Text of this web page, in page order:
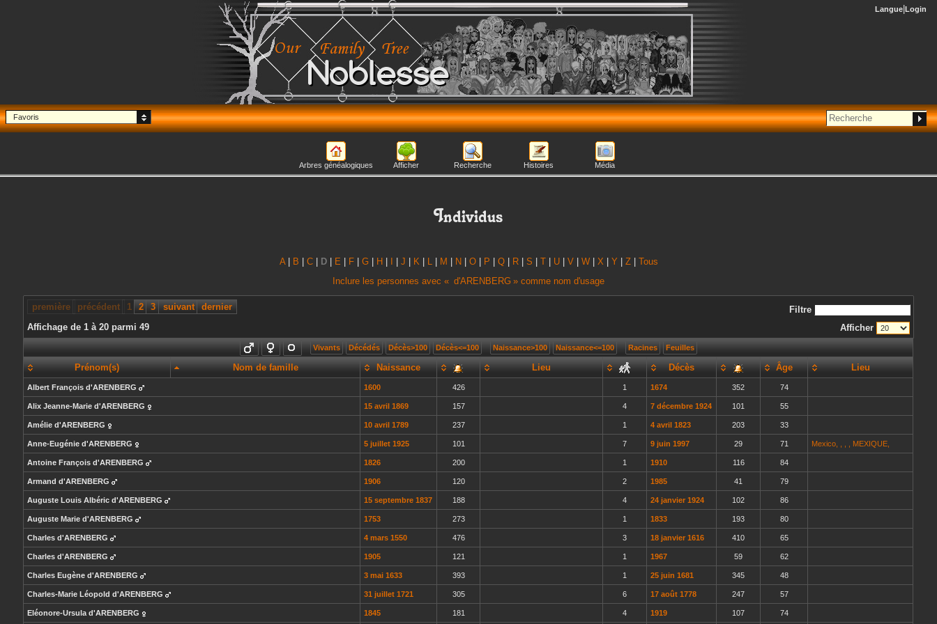
Noblesse
Langue Login
Favoris
Arbres généalogiques Afficher Recherche Histoires Média
Individus
A| B C| D| E F| G| H J K| L| M N O| P Q| R| S T| U| V| W| X Y Z| Tous
Inclure les personnes avec « d'ARENBERG » comme nom d'usage
première précédent 1 2 3 suivant dernier
Filtre
Affichage de 1 à 20 parmi 49
Afficher
Vivants Décédés Décès>100 Décès<=100 Naissance>100 Naissance<=100 Racines Feuilles
Prénom(s) Nom de famille Naissance Lieu Décès Âge Lieu
Albert François d'ARENBERG 1600 426 1 1674 352 74
Alix Jeanne-Marie d'ARENBERG 15 avril 1869 157 4 7 décembre 1924 101 55
Amélie d'ARENBERG 10 avril 1789 237 1 4 avril 1823 203 33
Anne-Eugénie d'ARENBERG 5 juillet 1925 101 7 9 juin 1997 29 71 Mexico, , , , MEXIQUE,
Antoine François d'ARENBERG 1826 200 1 1910 116 84
Armand d'ARENBERG 1906 120 2 1985 41 79
Auguste Louis Albéric d'ARENBERG 15 septembre 1837 188 4 24 janvier 1924 102 86
Auguste Marie d'ARENBERG 1753 273 1 1833 193 80
Charles d'ARENBERG 4 mars 1550 476 3 18 janvier 1616 410 65
Charles d'ARENBERG 1905 121 1 1967 59 62
Charles Eugène d'ARENBERG 3 mai 1633 393 1 25 juin 1681 345 48
Charles-Marie Léopold d'ARENBERG 31 juillet 1721 305 6 17 août 1778 247 57
Eléonore-Ursulad'ARENBERG 1845 181 4 1919 107 74